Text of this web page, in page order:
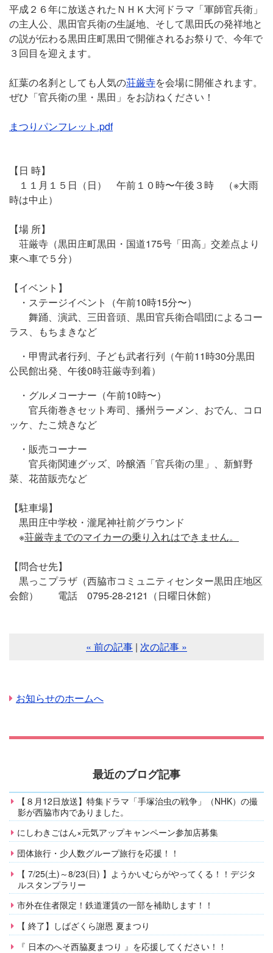
平成２６年に放送されたＮＨＫ大河ドラマ「軍師官兵衛」
の主人公、黒田官兵衛の生誕地、そして黒田氏の発祥地と
の説が伝わる黒田庄町黒田で開催されるお祭りで、今年で
３回目を迎えます。
紅葉の名刹としても人気の荘厳寺を会場に開催されます。
ぜひ「官兵衛の里・黒田」をお訪ねください！
まつりパンフレット.pdf
【日 時】
１１月１５日（日） 午前１０時〜午後３時 （※大雨
時は中止）
【場 所】
荘厳寺（黒田庄町黒田・国道175号「田高」交差点より
東へ車で５分）
【イベント】
・ステージイベント（午前10時15分〜）
舞踊、演武、三田音頭、黒田官兵衛合唱団によるコー
ラス、もちまきなど
・甲冑武者行列、子ども武者行列（午前11時30分黒田
公民館出発、午後0時荘厳寺到着）
・グルメコーナー（午前10時〜）
官兵衛巻きセット寿司、播州ラーメン、おでん、コロ
ッケ、たこ焼きなど
・販売コーナー
官兵衛関連グッズ、吟醸酒「官兵衛の里」、新鮮野
菜、花苗販売など
【駐車場】
黒田庄中学校・瀧尾神社前グラウンド
※荘厳寺までのマイカーの乗り入れはできません。
【問合せ先】
黒っこプラザ（西脇市コミュニティセンター黒田庄地区
会館） 電話 0795-28-2121（日曜日休館）
« 前の記事 | 次の記事 »
お知らせのホームへ
最近のブログ記事
【８月12日放送】特集ドラマ「手塚治虫の戦争」（NHK）の撮
影が西脇市内でありました。
にしわきごはん×元気アップキャンペーン参加店募集
団体旅行・少人数グループ旅行を応援！！
【 7/25(土)～8/23(日) 】ようかいむらがやってくる！！デジタ
ルスタンプラリー
市外在住者限定！鉄道運賃の一部を補助します！！
【 終了】しばざくら謝恩 夏まつり
『 日本のへそ西脇夏まつり 』を応援してください！！